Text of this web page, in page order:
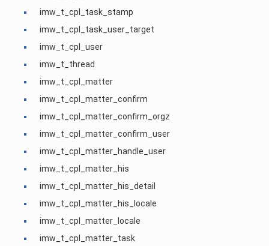
imw_t_cpl_task_stamp
imw_t_cpl_task_user_target
imw_t_cpl_user
imw_t_thread
imw_t_cpl_matter
imw_t_cpl_matter_confirm
imw_t_cpl_matter_confirm_orgz
imw_t_cpl_matter_confirm_user
imw_t_cpl_matter_handle_user
imw_t_cpl_matter_his
imw_t_cpl_matter_his_detail
imw_t_cpl_matter_his_locale
imw_t_cpl_matter_locale
imw_t_cpl_matter_task